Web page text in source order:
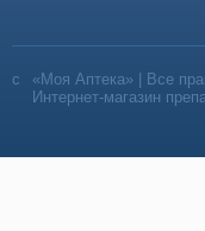
«Моя Аптека» | Все
Интернет-магазин